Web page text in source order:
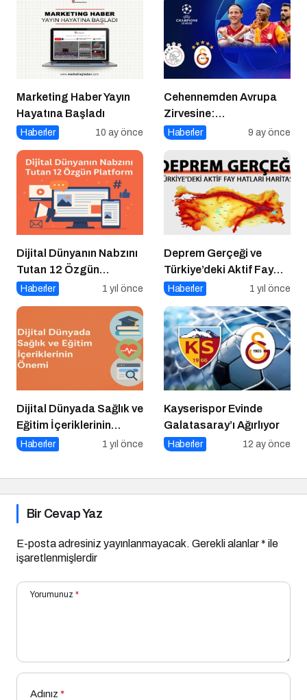
Marketing Haber Yayın
Hayatına Başladı
Haberler 10 ay önce
Cehennemden Avrupa
Zirvesine:
Galatasaray’ın Kritik
Haberler 9 ay önce
Dijital Dünyanın Nabzını
Tutan 12 Özgün
Platform
Haberler 1 yıl önce
Deprem Gerçeği ve
Türkiye’deki Aktif Fay
Hatları (Tüm Şehirler)
Haberler 1 yıl önce
Dijital Dünyada Sağlık ve
Eğitim İçeriklerinin
Önemi
Haberler 1 yıl önce
Kayserispor Evinde
Galatasaray’ı Ağırlıyor
Haberler 12 ay önce
Bir Cevap Yaz
E-posta adresiniz yayınlanmayacak. Gerekli alanlar* ile
işaretlenmişlerdir
Yorumunuz *
Adınız *